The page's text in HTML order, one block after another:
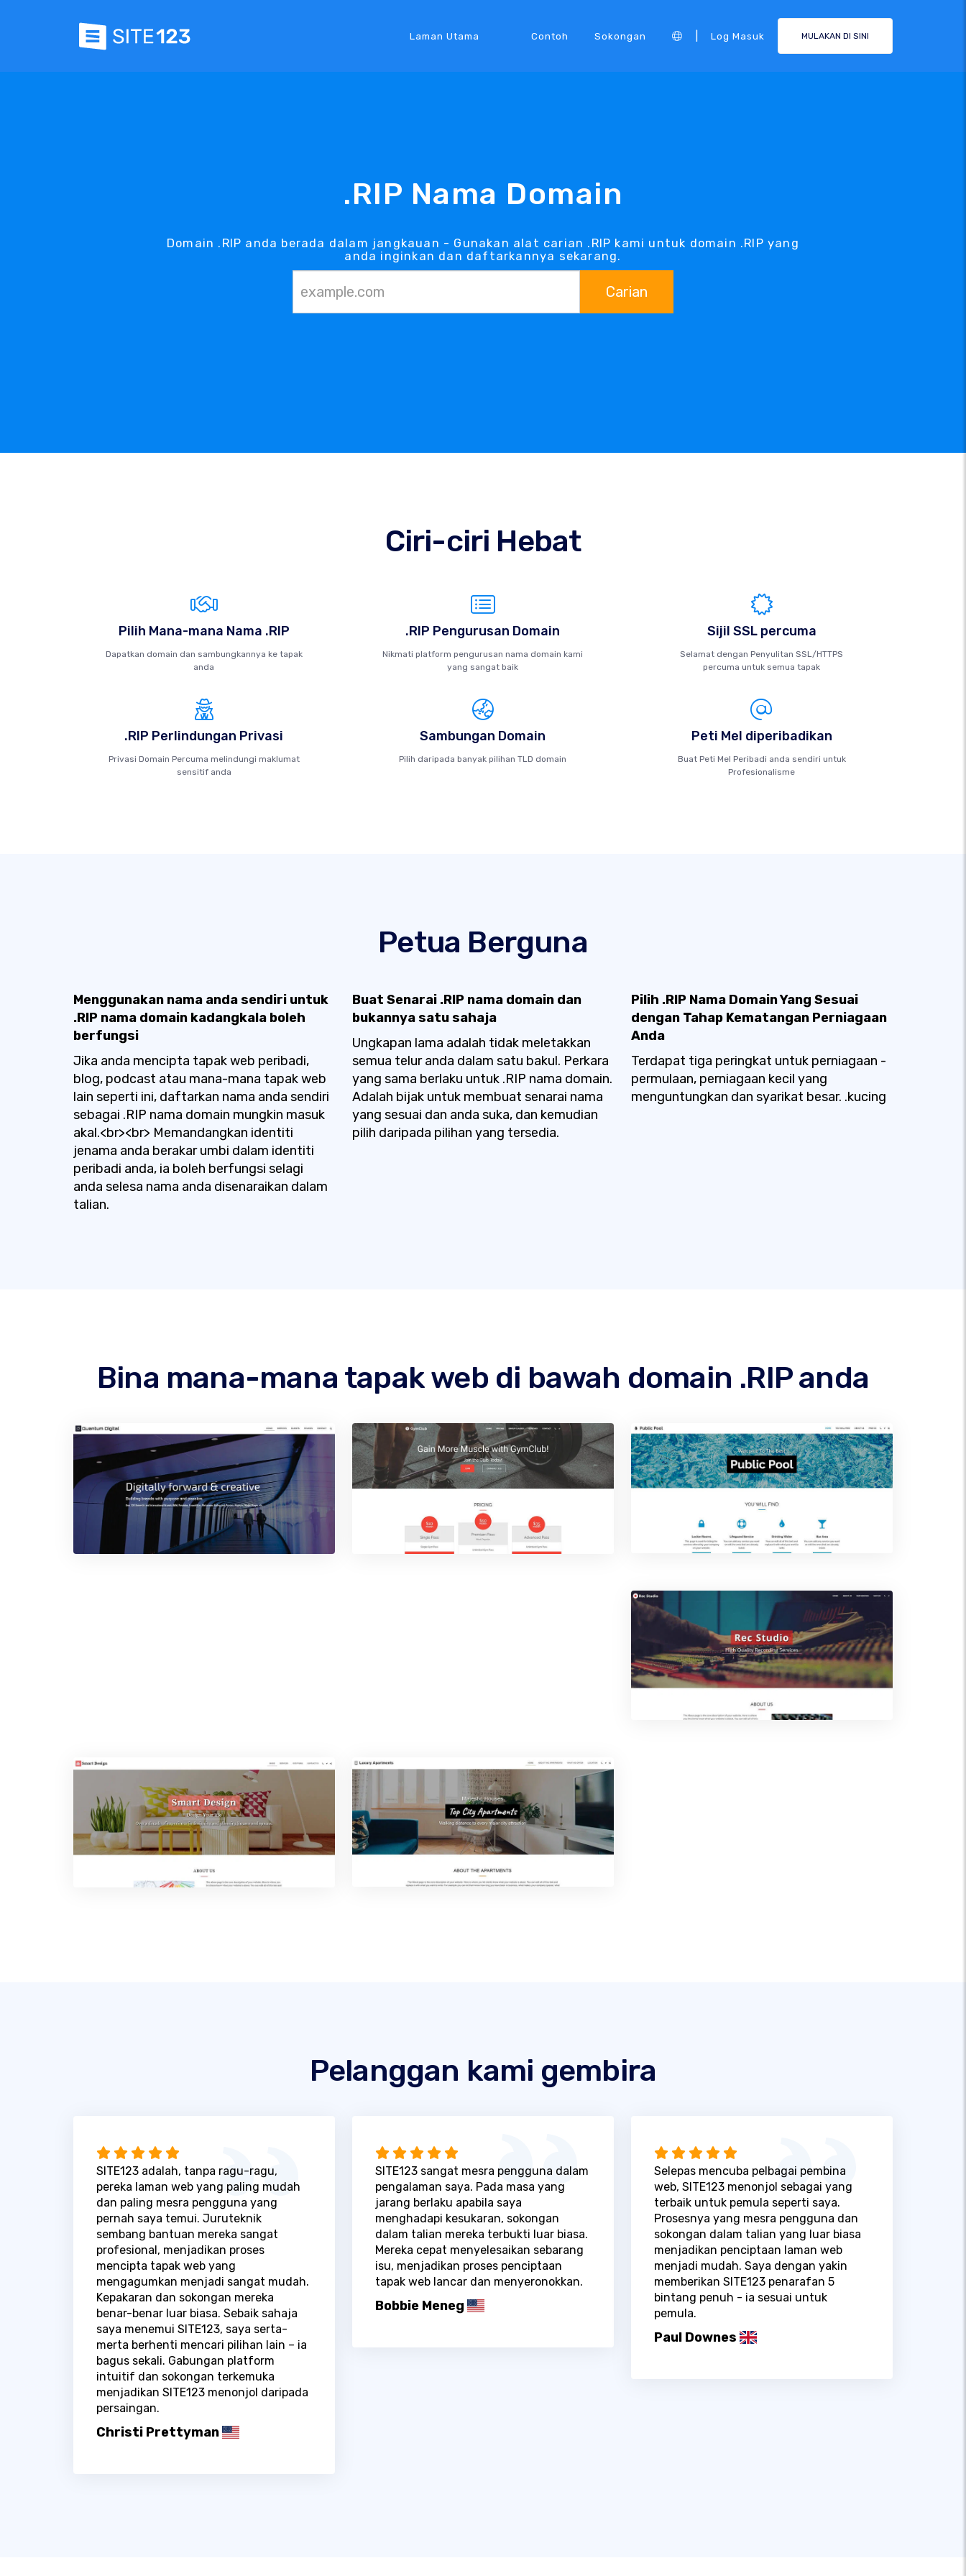
Laman Utama Contoh Sokongan Log Masuk MULAKAN DI SINI
.RIP Nama Domain
Domain .RIP anda berada dalam jangkauan - Gunakan alat carian .RIP kami untuk domain .RIP yang
anda inginkan dan daftarkannya sekarang.
Carian
Ciri-ciri Hebat
Pilih Mana-mana Nama .RIP
Dapatkan domain dan sambungkannya ke tapak
anda
.RIP Pengurusan Domain
Nikmati platform pengurusan nama domain kami
yang sangat baik
Sijil SSL percuma
Selamat dengan Penyulitan SSL/HTTPS
percuma untuk semua tapak
.RIP Perlindungan Privasi
Privasi Domain Percuma melindungi maklumat
sensitif anda
Sambungan Domain
Pilih daripada banyak pilihan TLD domain
Peti Mel diperibadikan
Buat Peti Mel Peribadi anda sendiri untuk
Profesionalisme
Petua Berguna
Menggunakan nama anda sendiri untuk
.RIP nama domain kadangkala boleh
berfungsi
Jika anda mencipta tapak web peribadi,
blog, podcast atau mana-mana tapak web
lain seperti ini, daftarkan nama anda sendiri
sebagai .RIP nama domain mungkin masuk
akal.<br><br> Memandangkan identiti
jenama anda berakar umbi dalam identiti
peribadi anda, ia boleh berfungsi selagi
anda selesa nama anda disenaraikan dalam
talian.
Buat Senarai .RIP nama domain dan
bukannya satu sahaja
Ungkapan lama adalah tidak meletakkan
semua telur anda dalam satu bakul. Perkara
yang sama berlaku untuk .RIP nama domain.
Adalah bijak untuk membuat senarai nama
yang sesuai dan anda suka, dan kemudian
pilih daripada pilihan yang tersedia.
Pilih .RIP Nama Domain Yang Sesuai
dengan Tahap Kematangan Perniagaan
Anda
Terdapat tiga peringkat untuk perniagaan -
permulaan, perniagaan kecil yang
menguntungkan dan syarikat besar. .kucing
Bina mana-mana tapak web di bawah domain .RIP anda
Pelanggan kami gembira
SITE123 adalah, tanpa ragu-ragu,
pereka laman web yang paling mudah
dan paling mesra pengguna yang
pernah saya temui. Juruteknik
sembang bantuan mereka sangat
profesional, menjadikan proses
mencipta tapak web yang
mengagumkan menjadi sangat mudah.
Kepakaran dan sokongan mereka
benar-benar luar biasa. Sebaik sahaja
saya menemui SITE123, saya serta-
merta berhenti mencari pilihan lain – ia
bagus sekali. Gabungan platform
intuitif dan sokongan terkemuka
menjadikan SITE123 menonjol daripada
persaingan.
Christi Prettyman
SITE123 sangat mesra pengguna dalam
pengalaman saya. Pada masa yang
jarang berlaku apabila saya
menghadapi kesukaran, sokongan
dalam talian mereka terbukti luar biasa.
Mereka cepat menyelesaikan sebarang
isu, menjadikan proses penciptaan
tapak web lancar dan menyeronokkan.
Bobbie Meneg
Selepas mencuba pelbagai pembina
web, SITE123 menonjol sebagai yang
terbaik untuk pemula seperti saya.
Prosesnya yang mesra pengguna dan
sokongan dalam talian yang luar biasa
menjadikan penciptaan laman web
menjadi mudah. Saya dengan yakin
memberikan SITE123 penarafan 5
bintang penuh - ia sesuai untuk
pemula.
Paul Downes